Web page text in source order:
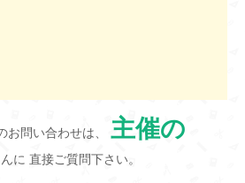
お問い合わせは、 主催の
に 直接ご質問下さい。